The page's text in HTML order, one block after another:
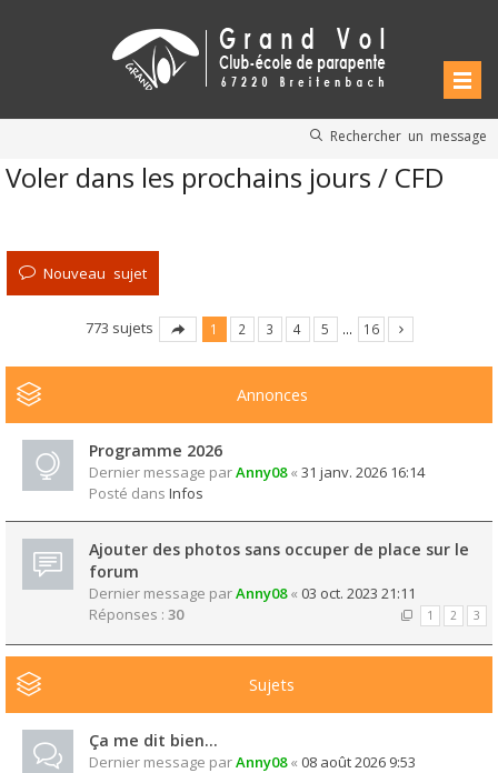
Rechercher un message
Voler dans les prochains jours / CFD
Nouveau sujet
773 sujets 1 2 3 4 5 … 16
Annonces
Programme 2026
Dernier message parAnny08« 31 janv. 2026 16:14
Posté dans Infos
Ajouter des photos sans occuper de place sur le
forum
Dernier message parAnny08« 03 oct. 2023 21:11
Réponses : 30 1 2 3
Sujets
Ça me dit bien...
Dernier message parAnny08« 08 août 2026 9:53